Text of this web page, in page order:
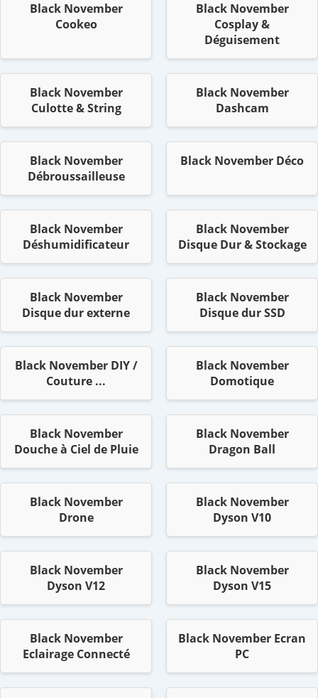
Black November
Cookeo
Black November
Cosplay &
Déguisement
Black November
Culotte & String
Black November
Dashcam
Black November
Débroussailleuse
Black November Déco
Black November
Déshumidificateur
Black November
Disque Dur & Stockage
Black November
Disque dur externe
Black November
Disque dur SSD
Black November DIY /
Couture ...
Black November
Domotique
Black November
Douche à Ciel de Pluie
Black November
Dragon Ball
Black November
Drone
Black November
Dyson V10
Black November
Dyson V12
Black November
Dyson V15
Black November
Eclairage Connecté
Black November Ecran
PC